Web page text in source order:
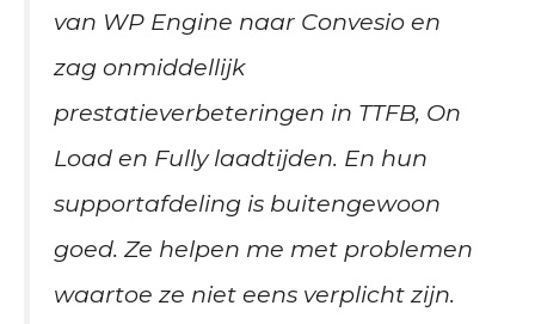
van WP Engine naar Convesio en
zag onmiddellijk
prestatieverbeteringen in TTFB, On
Load en Fully laadtijden. En hun
supportafdeling is buitengewoon
goed. Ze helpen me met problemen
waartoe ze niet eens verplicht zijn.